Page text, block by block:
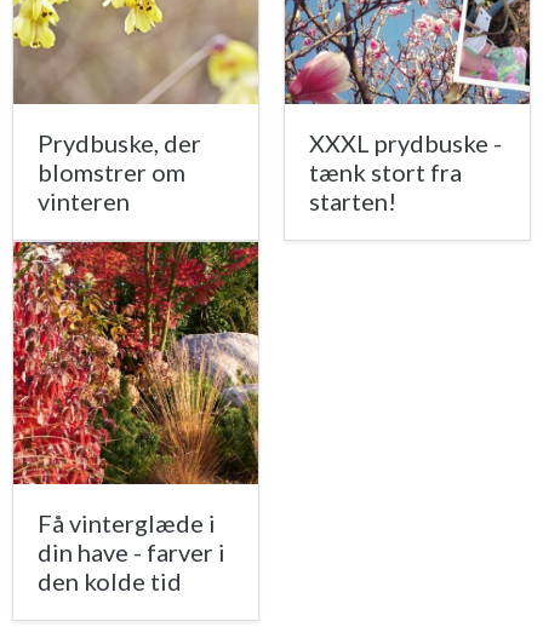
Prydbuske, der
blomstrer om
vinteren
XXXL prydbuske -
tænk stort fra
starten!
Få vinterglæde i
din have - farver i
den kolde tid